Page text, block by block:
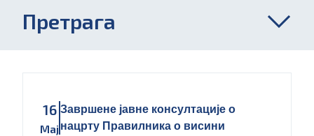
Претрага
16
Мај
Завршене јавне консултације о
нацрту Правилника о висини